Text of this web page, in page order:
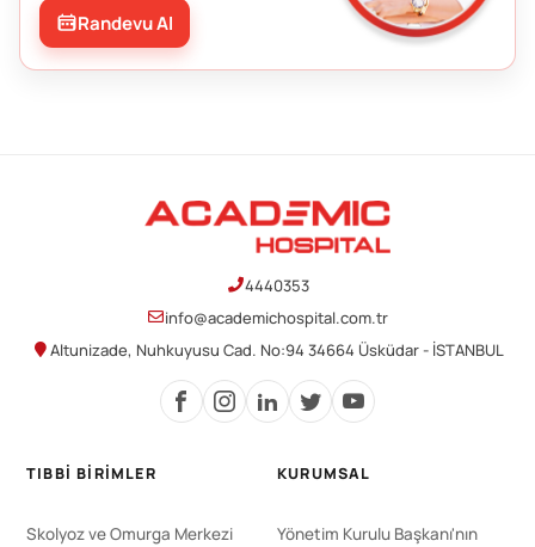
Randevu Al
4440353
info@academichospital.com.tr
Altunizade, Nuhkuyusu Cad. No:94 34664 Üsküdar - İSTANBUL
TIBBI BIRIMLER
Skolyoz ve Omurga Merkezi
KURUMSAL
Yönetim Kurulu Başkanı'nın